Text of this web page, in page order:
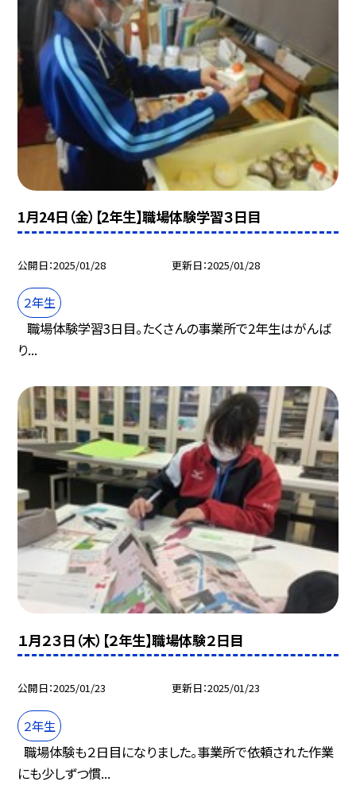
1月24日（金）【2年生】職場体験学習３日目
公開日 2025/01/28 更新日 2025/01/28
２年生
職場体験学習3日目。たくさんの事業所で2年生はがんば
り...
１月２３日（木）【２年生】職場体験２日目
公開日 2025/01/23 更新日 2025/01/23
２年生
職場体験も２日目になりました。事業所で依頼された作業
にも少しずつ慣...